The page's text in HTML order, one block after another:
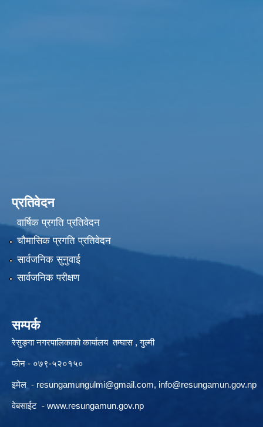
प्रतिवेदन
वार्षिक प्रगति प्रतिवेदन
चौमासिक प्रगति प्रतिवेदन
सार्वजनिक सुनुवाई
सार्वजनिक परीक्षण
सम्पर्क
रेसुङ्गा नगरपालिकाको कार्यालय तम्घास , गुल्मी
फोन - ०७९-५२०१५०
इमेल - resungamungulmi@gmail.com, info@resungamun.gov.np
वेबसाईट - www.resungamun.gov.np